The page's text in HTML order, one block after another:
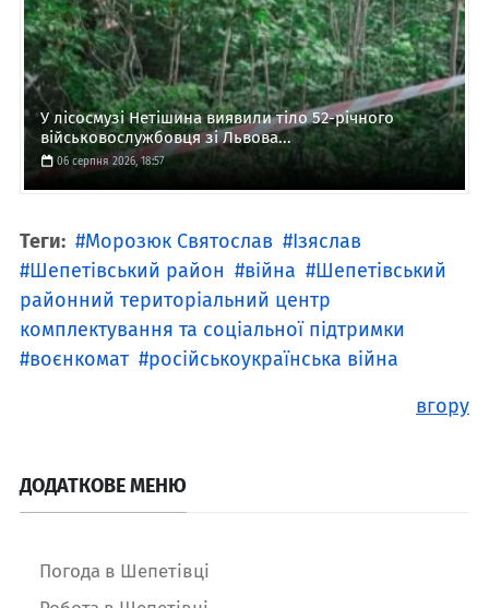
У лісосмузі Нетішина виявили тіло 52-річного
військовослужбовця зі Львова...
06 серпня 2026, 18:57
Теги: Морозюк Святослав
Ізяслав
Шепетівський район
війна
Шепетівський
районний територіальний центр
комплектування та соціальної підтримки
воєнкомат
російськоукраїнська війна
вгору
ДОДАТКОВЕ МЕНЮ
Погода в Шепетівці